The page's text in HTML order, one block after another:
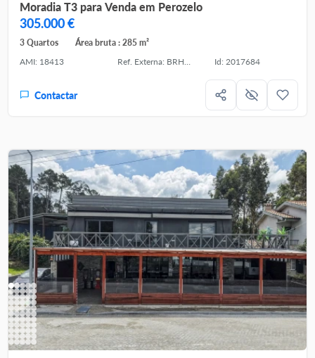
Moradia T3 para Venda em Perozelo
305.000 €
3 Quartos
Área bruta : 285 m²
AMI: 18413
Ref. Externa: BRHWD452 Id: 2017684
Contactar